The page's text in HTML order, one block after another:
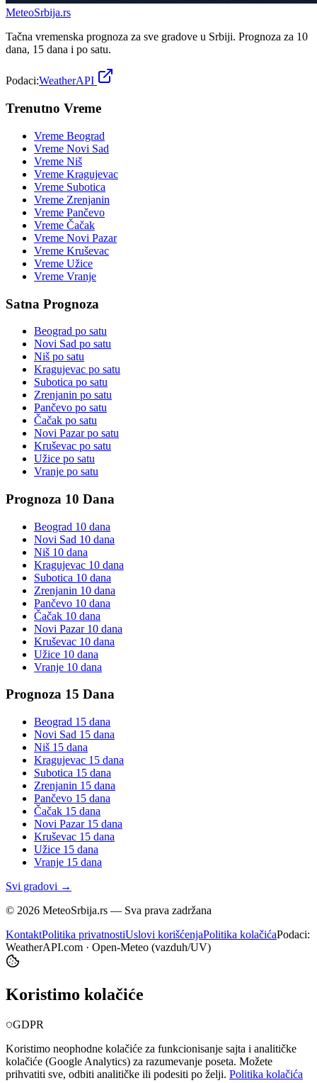
MeteoSrbija.rs
Tačna vremenska prognoza za sve gradove u Srbiji. Prognoza za 10
dana, 15 dana i po satu.
Podaci:WeatherAPI
Trenutno Vreme
Vreme Beograd
Vreme Novi Sad
Vreme Niš
Vreme Kragujevac
Vreme Subotica
Vreme Zrenjanin
Vreme Pančevo
Vreme Čačak
Vreme Novi Pazar
Vreme Kruševac
Vreme Užice
Vreme Vranje
Satna Prognoza
Beograd po satu
Novi Sad po satu
Niš po satu
Kragujevac po satu
Subotica po satu
Zrenjanin po satu
Pančevo po satu
Čačak po satu
Novi Pazarpo satu
Kruševac po satu
Užice po satu
Vranje po satu
Prognoza 10 Dana
Beograd 10 dana
Novi Sad 10 dana
Niš 10 dana
Kragujevac 10 dana
Subotica 10 dana
Zrenjanin 10 dana
Pančevo 10 dana
Čačak 10 dana
Novi Pazar10 dana
Kruševac 10 dana
Užice 10 dana
Vranje 10 dana
Prognoza 15 Dana
Beograd 15 dana
Novi Sad 15 dana
Niš 15 dana
Kragujevac 15 dana
Subotica 15 dana
Zrenjanin 15 dana
Pančevo 15 dana
Čačak 15 dana
Novi Pazar15 dana
Kruševac 15 dana
Užice 15 dana
Vranje 15 dana
Svi gradovi →
© 2026 MeteoSrbija.rs — Sva prava zadržana
KontaktPolitika privatnostiUslovi korišćenjaPolitika kolačićaPodaci:
WeatherAPI.com · Open-Meteo (vazduh/UV)
Koristimo kolačiće
GDPR
Koristimo neophodne kolačiće za funkcionisanje sajta i analitičke
kolačiće (Google Analytics) za razumevanje poseta. Možete
prihvatiti sve, odbiti analitičke ili podesiti po želji. Politika kolačića